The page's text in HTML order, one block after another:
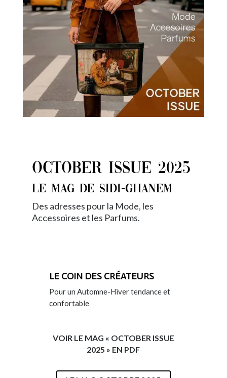
OCTOBER ISSUE 2025
LE MAG DE SIDI-GHANEM
Des adresses pour la Mode, les
Accessoires et les Parfums.
LE COIN DES CRÉATEURS
Pour un Automne-Hiver tendance et
confortable
VOIR LE MAG « OCTOBER ISSUE
2025 » EN PDF